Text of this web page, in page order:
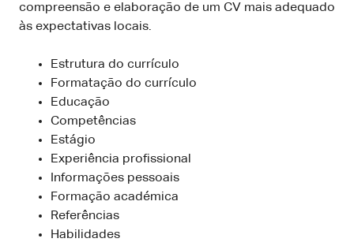
compreensão e elaboração de um CV mais adequado
às expectativas locais.
Estrutura do currículo
Formatação do currículo
Educação
Competências
Estágio
Experiência profissional
Informações pessoais
Formação académica
Referências
Habilidades